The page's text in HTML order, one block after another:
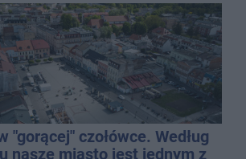
"gorącej" czołówce. Według
nasze miasto jest jednym z